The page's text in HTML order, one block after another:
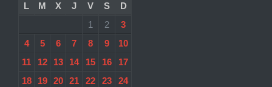
L
M X J V S
D
1
2
3
4
5 6 7 8 9
10
11
12 13 14 15 16
17
18
19 20 21 22 23
24